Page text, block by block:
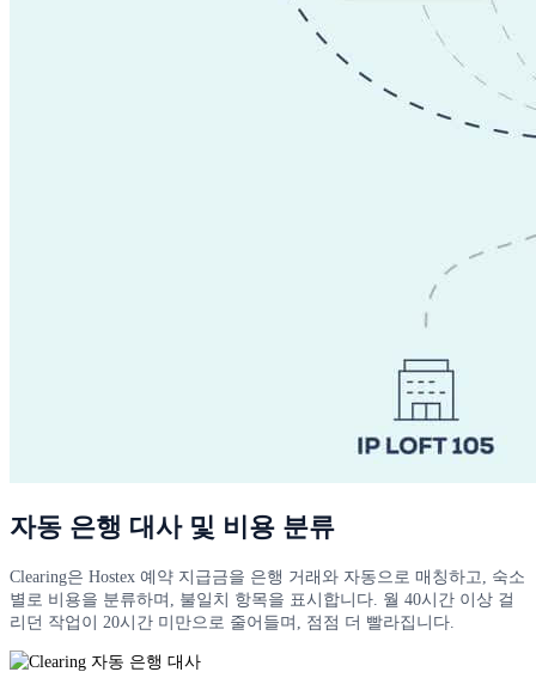
자동 은행 대사 및 비용 분류
Clearing은 Hostex 예약 지급금을 은행 거래와 자동으로 매칭하고, 숙소
별로 비용을 분류하며, 불일치 항목을 표시합니다. 월 40시간 이상 걸
리던 작업이 20시간 미만으로 줄어들며, 점점 더 빨라집니다.